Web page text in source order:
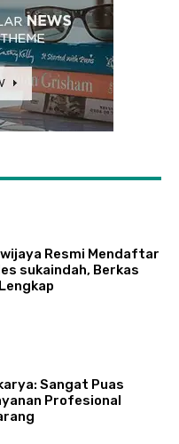
Resmi Mendaftar
sukaindah, Berkas
Sangat Puas
Profesional